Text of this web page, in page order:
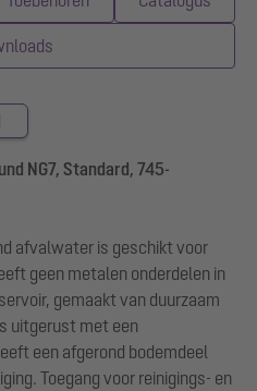
NG7, Standard, 745-
afvalwater is geschikt voor
geen metalen onderdelen in
gemaakt van duurzaam
uitgerust met een
een afgerond bodemdeel
Toegang voor reinigings- en